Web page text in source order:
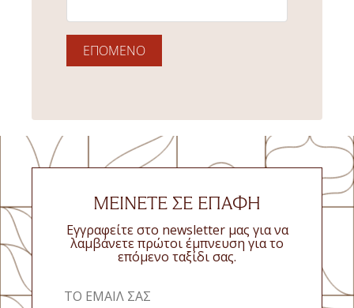
ΕΠΌΜΕΝΟ
ΜΕΙΝΕΤΕ ΣΕ ΕΠΑΦΗ
Εγγραφείτε στο newsletter μας για να
λαμβάνετε πρώτοι έμπνευση για το
επόμενο ταξίδι σας.